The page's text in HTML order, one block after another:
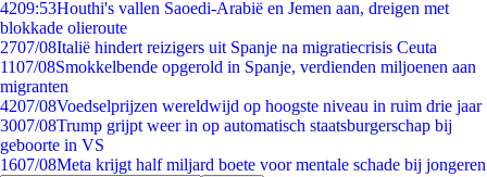
4209:53Houthi's vallen Saoedi-Arabië en Jemen aan, dreigen met
blokkade olieroute
2707/08Italië hindert reizigers uit Spanje na migratiecrisis Ceuta
1107/08Smokkelbende opgerold in Spanje, verdienden miljoenen aan
migranten
4207/08Voedselprijzen wereldwijd op hoogste niveau in ruim drie jaar
3007/08Trump grijpt weer in op automatisch staatsburgerschap bij
geboorte in VS
1607/08Meta krijgt half miljard boete voor mentale schade bij jongeren